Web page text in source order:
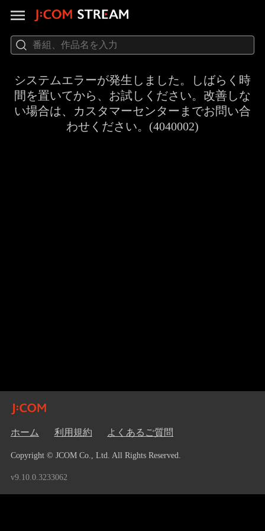
システムエラーが発生しました。しばらく時
間を置いてから、お試しください。改善しな
い場合は、カスタマーセンターまでお問い合
わせください。(4040002)
ホーム 利用規約 よくあるご質問
Copyright © JCOM Co., Ltd. All Rights Reserved.
v9.10.0.3233062